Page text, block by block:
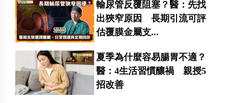
輸尿管反覆阻塞？醫：先找
出狹窄原因 長期引流可評
估覆膜金屬支...
夏季為什麼容易腸胃不適？
醫：4生活習慣釀禍 親授5
招改善